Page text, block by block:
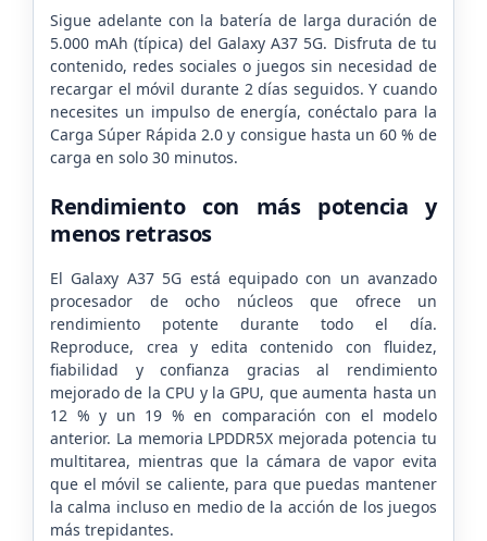
Sigue adelante con la batería de larga duración de
5.000 mAh (típica) del Galaxy A37 5G. Disfruta de tu
contenido, redes sociales o juegos sin necesidad de
recargar el móvil durante 2 días seguidos. Y cuando
necesites un impulso de energía, conéctalo para la
Carga Súper Rápida 2.0 y consigue hasta un 60 % de
carga en solo 30 minutos.
Rendimiento con más potencia y
menos retrasos
El Galaxy A37 5G está equipado con un avanzado
procesador de ocho núcleos que ofrece un
rendimiento potente durante todo el día.
Reproduce, crea y edita contenido con fluidez,
fiabilidad y confianza gracias al rendimiento
mejorado de la CPU y la GPU, que aumenta hasta un
12 % y un 19 % en comparación con el modelo
anterior. La memoria LPDDR5X mejorada potencia tu
multitarea, mientras que la cámara de vapor evita
que el móvil se caliente, para que puedas mantener
la calma incluso en medio de la acción de los juegos
más trepidantes.